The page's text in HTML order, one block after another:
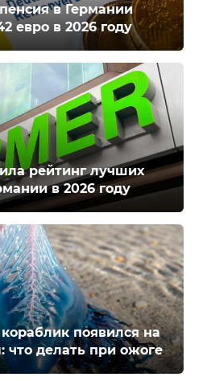
в Германии
евро в 2026 году
рейтинг лучших
в 2026 году
появился на
что делать при ожоге